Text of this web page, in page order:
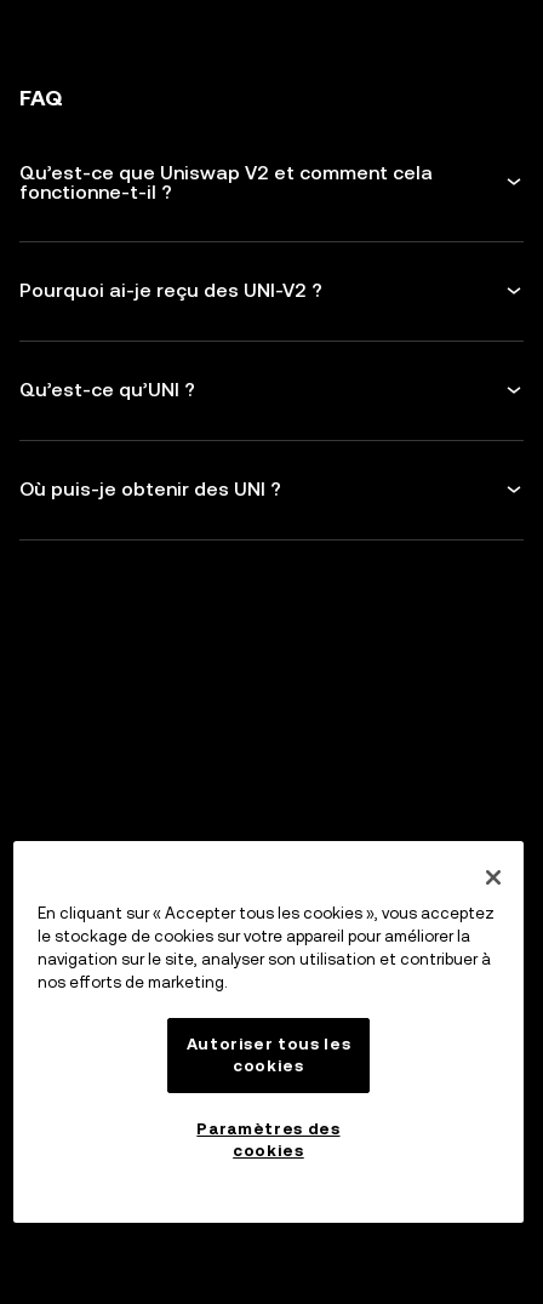
FAQ
Qu’est-ce que Uniswap V2 et comment cela
fonctionne-t-il ?
Pourquoi ai-je reçu des UNI-V2 ?
Qu’est-ce qu’UNI ?
Où puis-je obtenir des UNI ?
En cliquant sur « Accepter tous les cookies », vous acceptez
le stockage de cookies sur votre appareil pour améliorer la
navigation sur le site, analyser son utilisation et contribuer à
nos efforts de marketing.
Autoriser tous les
cookies
Paramètres des
cookies